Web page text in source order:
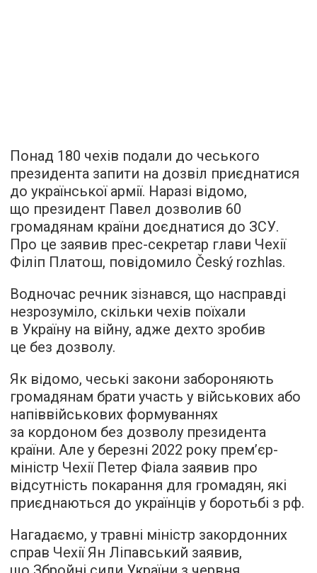
Понад 180 чехів подали до чеського
президента запити на дозвіл приєднатися
до української армії. Наразі відомо,
що президент Павел дозволив 60
громадянам країни доєднатися до ЗСУ.
Про це заявив прес-секретар глави Чехії
Філіп Платош, повідомило Český rozhlas.
Водночас речник зізнався, що насправді
незрозуміло, скільки чехів поїхали
в Україну на війну, адже дехто зробив
це без дозволу.
Як відомо, чеські закони забороняють
громадянам брати участь у військових або
напіввійськових формуваннях
за кордоном без дозволу президента
країни. Але у березні 2022 року премʼєр-
міністр Чехії Петер Фіала заявив про
відсутність покарання для громадян, які
приєднаються до українців у боротьбі з рф.
Нагадаємо, у травні міністр закордонних
справ Чехії Ян Ліпавський заявив,